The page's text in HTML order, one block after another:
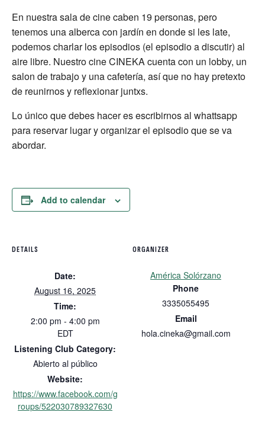
En nuestra sala de cine caben 19 personas, pero
tenemos una alberca con jardín en donde si les late,
podemos charlar los episodios (el episodio a discutir) al
aire libre. Nuestro cine CINEKA cuenta con un lobby, un
salon de trabajo y una cafetería, así que no hay pretexto
de reunirnos y reflexionar juntxs.
Lo único que debes hacer es escribirnos al whattsapp
para reservar lugar y organizar el episodio que se va
abordar.
Add to calendar
DETAILS
Date:
August 16, 2025
Time:
2:00 pm - 4:00 pm
EDT
Listening Club Category:
Abierto al público
Website:
https://www.facebook.com/g
roups/522030789327630
ORGANIZER
América Solórzano
Phone
3335055495
Email
hola.cineka@gmail.com